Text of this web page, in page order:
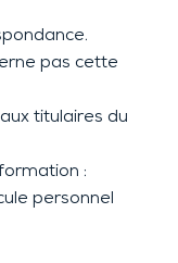
pas cette
titulaires du
:
personnel